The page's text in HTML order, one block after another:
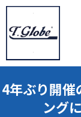
4年ぶり開催
ング